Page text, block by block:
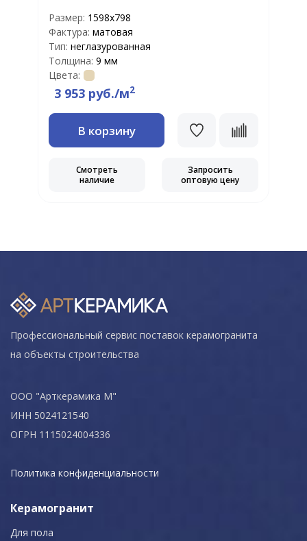
Размер: 1598х798
Фактура: матовая
Тип: неглазурованная
Толщина: 9 мм
Цвета:
3 953 руб./м2
В корзину
Смотреть
наличие
Запросить
оптовую цену
Профессиональный сервис поставок керамогранита
на объекты строительства
ООО "Арткерамика М"
ИНН 5024121540
ОГРН 1115024004336
Политика конфиденциальности
Керамогранит
Для пола